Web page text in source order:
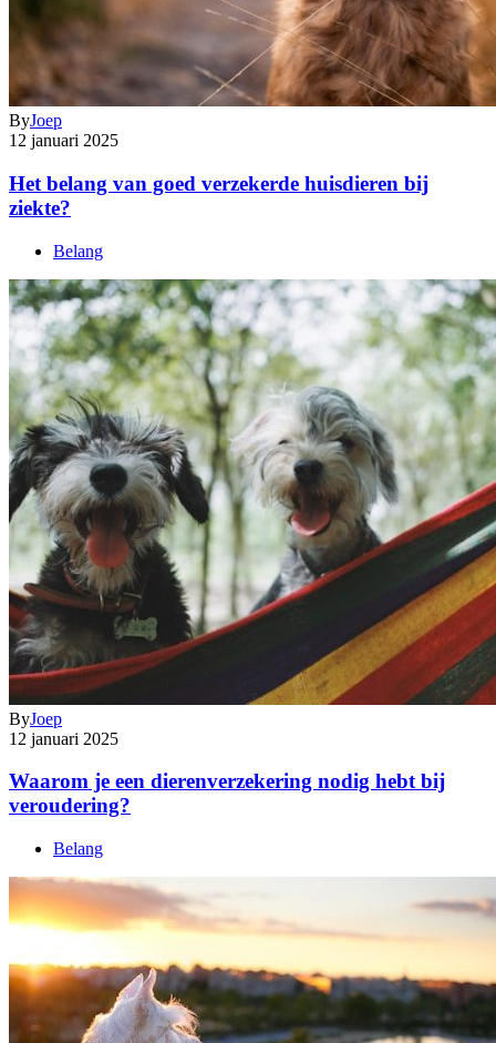
ByJoep
12 januari 2025
Het belang van goed verzekerde huisdieren bij
ziekte?
Belang
ByJoep
12 januari 2025
Waarom je een dierenverzekering nodig hebt bij
veroudering?
Belang